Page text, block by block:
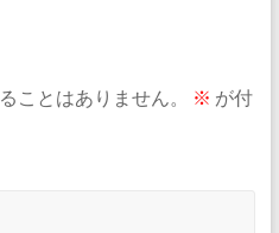
ことはありません。 ※ が付